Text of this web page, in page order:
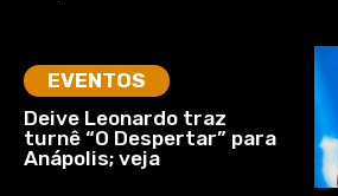
EVENTOS
Deive Leonardo traz
turnê “O Despertar” para
Anápolis; veja